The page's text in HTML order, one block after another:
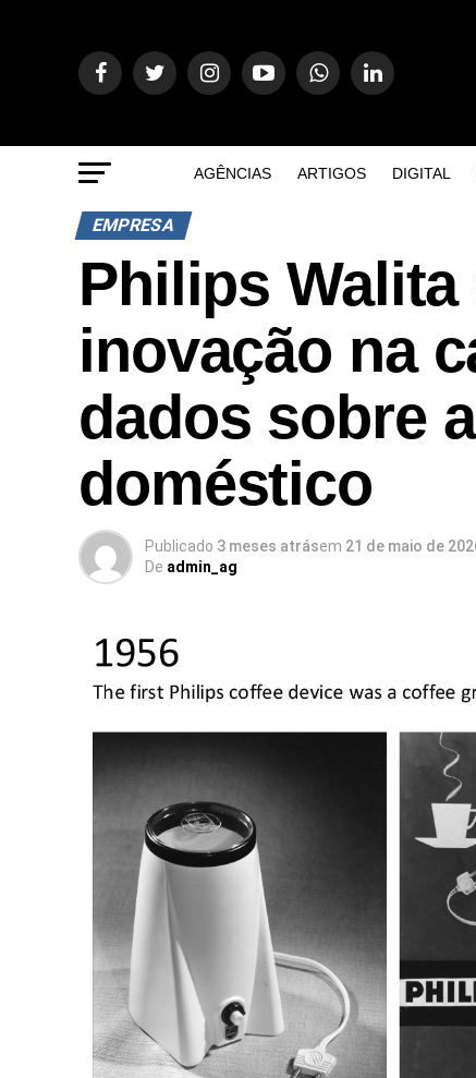
AGÊNCIAS ARTIGOS DIGITAL
EMPRESA
Philips Walita
inovação na
dados sobre
doméstico
Publicado 3 meses atrásem 21 de maio de
De admin_ag